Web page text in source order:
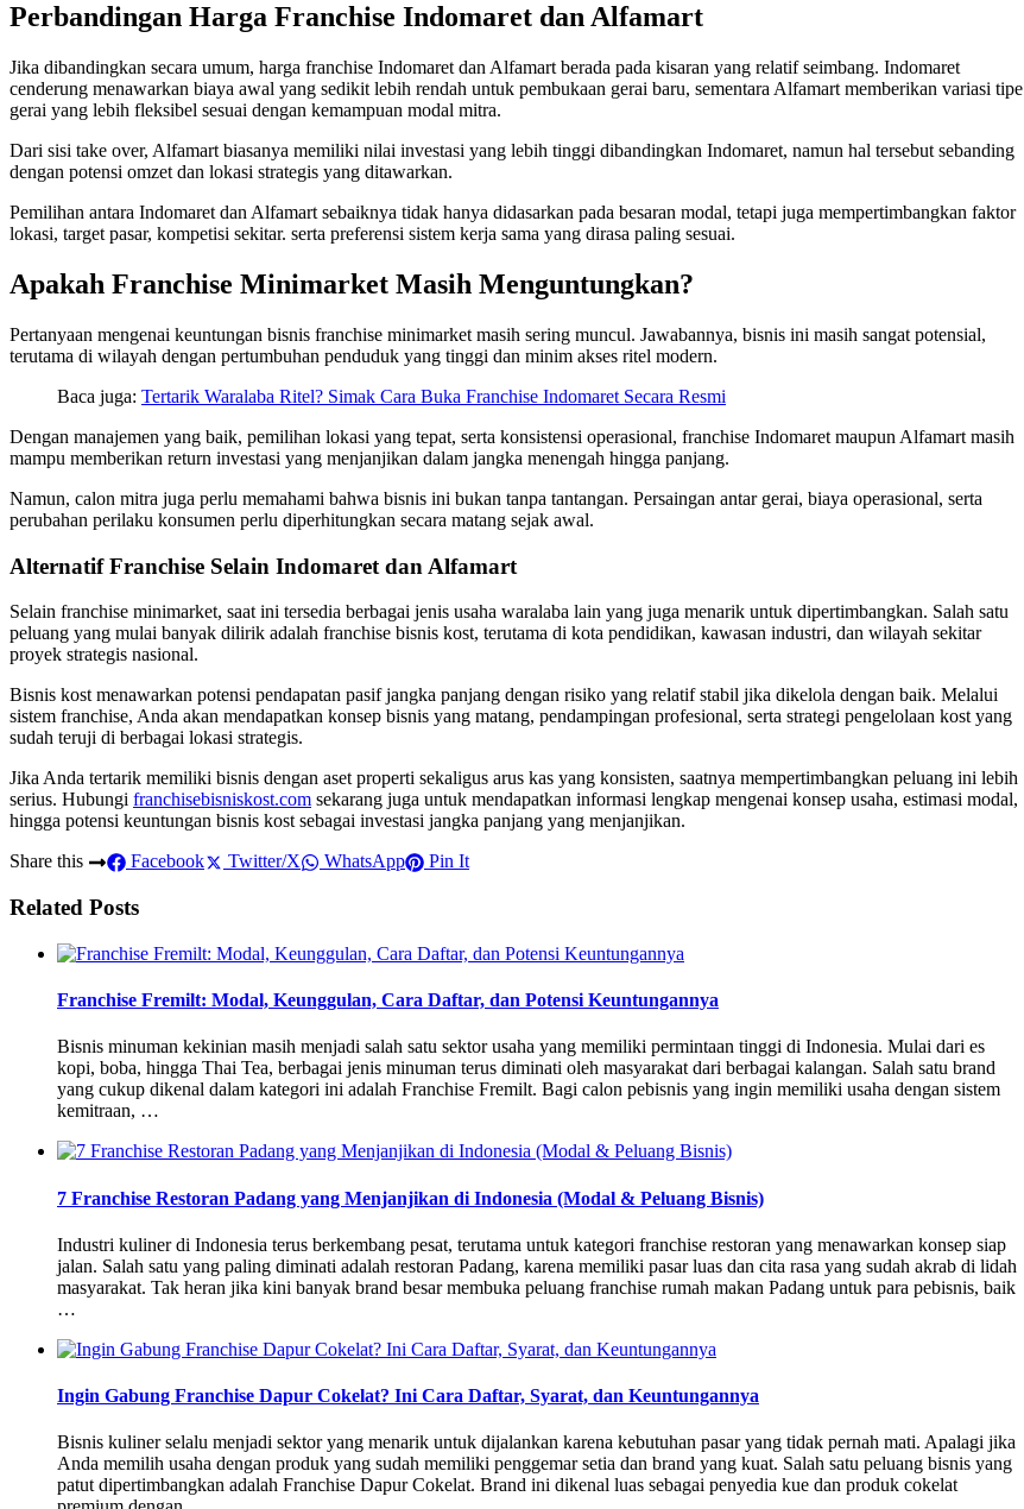
Perbandingan Harga Franchise Indomaret dan Alfamart
Jika dibandingkan secara umum, harga franchise Indomaret dan Alfamart berada pada kisaran yang relatif seimbang. Indomaret
cenderung menawarkan biaya awal yang sedikit lebih rendah untuk pembukaan gerai baru, sementara Alfamart memberikan variasi tipe
gerai yang lebih fleksibel sesuai dengan kemampuan modal mitra.
Dari sisi take over, Alfamart biasanya memiliki nilai investasi yang lebih tinggi dibandingkan Indomaret, namun hal tersebut sebanding
dengan potensi omzet dan lokasi strategis yang ditawarkan.
Pemilihan antara Indomaret dan Alfamart sebaiknya tidak hanya didasarkan pada besaran modal, tetapi juga mempertimbangkan faktor
lokasi, target pasar, kompetisi sekitar. serta preferensi sistem kerja sama yang dirasa paling sesuai.
Apakah Franchise Minimarket Masih Menguntungkan?
Pertanyaan mengenai keuntungan bisnis franchise minimarket masih sering muncul. Jawabannya, bisnis ini masih sangat potensial,
terutama di wilayah dengan pertumbuhan penduduk yang tinggi dan minim akses ritel modern.
Baca juga: Tertarik Waralaba Ritel? Simak Cara Buka Franchise Indomaret Secara Resmi
Dengan manajemen yang baik, pemilihan lokasi yang tepat, serta konsistensi operasional, franchise Indomaret maupun Alfamart masih
mampu memberikan return investasi yang menjanjikan dalam jangka menengah hingga panjang.
Namun, calon mitra juga perlu memahami bahwa bisnis ini bukan tanpa tantangan. Persaingan antar gerai, biaya operasional, serta
perubahan perilaku konsumen perlu diperhitungkan secara matang sejak awal.
Alternatif Franchise Selain Indomaret dan Alfamart
Selain franchise minimarket, saat ini tersedia berbagai jenis usaha waralaba lain yang juga menarik untuk dipertimbangkan. Salah satu
peluang yang mulai banyak dilirik adalah franchise bisnis kost, terutama di kota pendidikan, kawasan industri, dan wilayah sekitar
proyek strategis nasional.
Bisnis kost menawarkan potensi pendapatan pasif jangka panjang dengan risiko yang relatif stabil jika dikelola dengan baik. Melalui
sistem franchise, Anda akan mendapatkan konsep bisnis yang matang, pendampingan profesional, serta strategi pengelolaan kost yang
sudah teruji di berbagai lokasi strategis.
Jika Anda tertarik memiliki bisnis dengan aset properti sekaligus arus kas yang konsisten, saatnya mempertimbangkan peluang ini lebih
serius. Hubungi franchisebisniskost.com sekarang juga untuk mendapatkan informasi lengkap mengenai konsep usaha, estimasi modal,
hingga potensi keuntungan bisnis kost sebagai investasi jangka panjang yang menjanjikan.
Share this
Facebook Twitter/X WhatsApp Pin It
Related Posts
Franchise Fremilt: Modal, Keunggulan, Cara Daftar, dan Potensi Keuntungannya
Bisnis minuman kekinian masih menjadi salah satu sektor usaha yang memiliki permintaan tinggi di Indonesia. Mulai dari es
kopi, boba, hingga Thai Tea, berbagai jenis minuman terus diminati oleh masyarakat dari berbagai kalangan. Salah satu brand
yang cukup dikenal dalam kategori ini adalah Franchise Fremilt. Bagi calon pebisnis yang ingin memiliki usaha dengan sistem
kemitraan, …
7 Franchise Restoran Padang yang Menjanjikan di Indonesia (Modal & Peluang Bisnis)
Industri kuliner di Indonesia terus berkembang pesat, terutama untuk kategori franchise restoran yang menawarkan konsep siap
jalan. Salah satu yang paling diminati adalah restoran Padang, karena memiliki pasar luas dan cita rasa yang sudah akrab di lidah
masyarakat. Tak heran jika kini banyak brand besar membuka peluang franchise rumah makan Padang untuk para pebisnis, baik
…
Ingin Gabung Franchise Dapur Cokelat? Ini Cara Daftar, Syarat, dan Keuntungannya
Bisnis kuliner selalu menjadi sektor yang menarik untuk dijalankan karena kebutuhan pasar yang tidak pernah mati. Apalagi jika
Anda memilih usaha dengan produk yang sudah memiliki penggemar setia dan brand yang kuat. Salah satu peluang bisnis yang
patut dipertimbangkan adalah Franchise Dapur Cokelat. Brand ini dikenal luas sebagai penyedia kue dan produk cokelat